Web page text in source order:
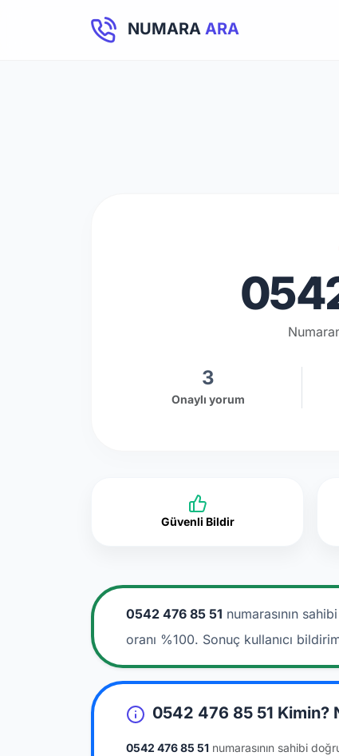
NUMARA ARA
3
Onaylı yorum
Güvenli Bildir
0542 476 85 51 numarasının
oranı %100. Sonuç kullanıcı
0542 476 85 51 Kimin?
0542 476 85 51 numarasının sahibi